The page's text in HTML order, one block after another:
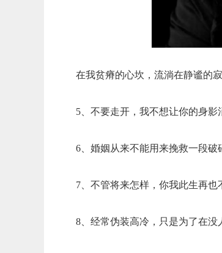
在我贫瘠的心坎，流淌在静谧的寂
5、不要走开，我不想让你的身影
6、婚姻从来不能用来挽救一段破
7、不管将来怎样，你我此生再也
8、经常伪装高冷，只是为了在没